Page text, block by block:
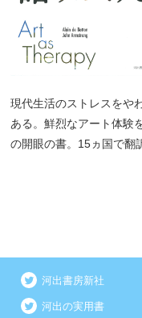
現代生活のストレスをや
ある。鮮烈なアート体験
の開眼の書。15ヵ国で翻
河出書房新社
河出の実用書